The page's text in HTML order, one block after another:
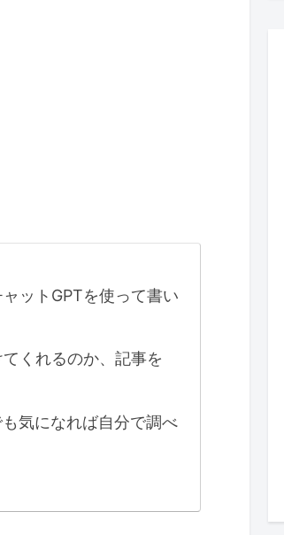
ットGPTを使って書い
くれるのか、記事を
気になれば自分で調べ